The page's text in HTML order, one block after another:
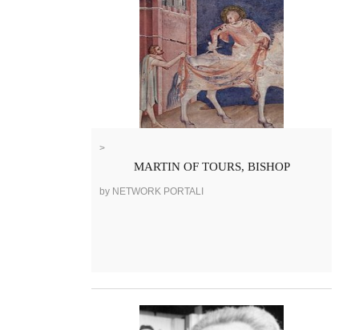
>
MARTIN OF TOURS, BISHOP
by NETWORK PORTALI